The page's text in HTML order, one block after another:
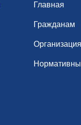
Главная
Гражданам